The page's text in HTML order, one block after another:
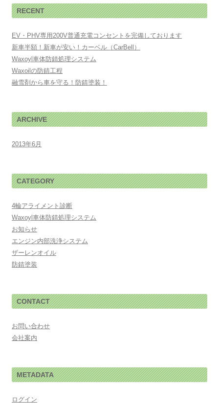
RECENT
EV・PHV専用200V普通充電コンセントを完備しております
新車半額！新車が安い！カーベル（CarBell）
Waxoyl車体防錆処理システム
Waxoilの防錆工程
融雪剤から車を守る！防錆塗装！
ARCHIVE
2013年6月
CATEGORY
4輪アライメント診断
Waxoyl車体防錆処理システム
お知らせ
エンジン内部洗浄システム
ザーレンオイル
防錆塗装
CONTACT
お問い合わせ
会社案内
METADATA
ログイン